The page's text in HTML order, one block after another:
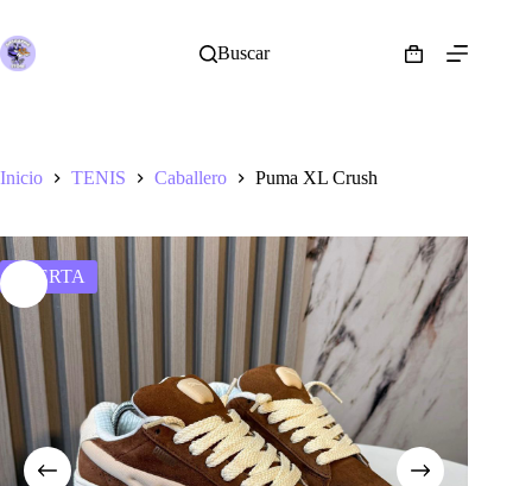
contenido
Buscar
Shopping
Inicio TENIS Caballero Puma XL Crush
OFERTA